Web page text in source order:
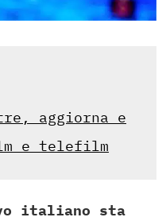
aggiorna e
e telefilm
italiano sta